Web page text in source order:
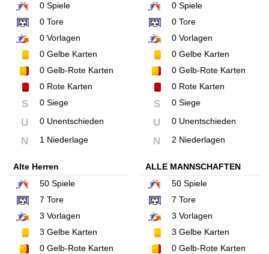
0 Spiele
0 Tore
0 Vorlagen
0 Gelbe Karten
0 Gelb-Rote Karten
0 Rote Karten
S 0 Siege
U 0 Unentschieden
N 1 Niederlage
0Spiele
0Tore
0Vorlagen
0Gelbe Karten
0Gelb-Rote Karten
0Rote Karten
S 0 Siege
U 0 Unentschieden
N 2 Niederlagen
Alte Herren
50 Spiele
7 Tore
3 Vorlagen
3 Gelbe Karten
0 Gelb-Rote Karten
ALLE MANNSCHAFTEN
50Spiele
7 Tore
3 Vorlagen
3 Gelbe Karten
0Gelb-Rote Karten